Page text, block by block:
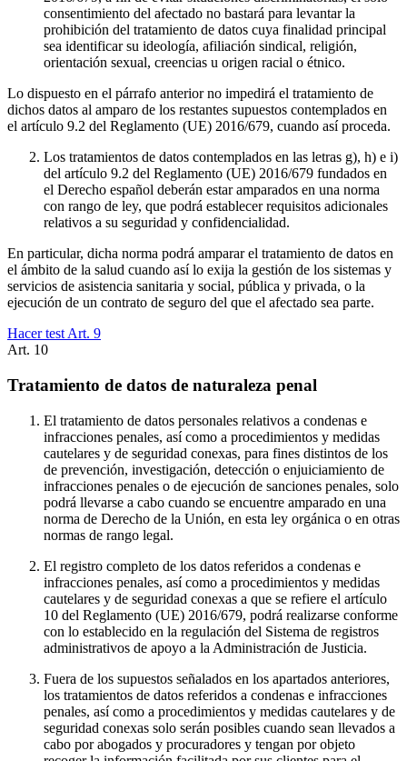
consentimiento del afectado no bastará para levantar la
prohibición del tratamiento de datos cuya finalidad principal
sea identificar su ideología, afiliación sindical, religión,
orientación sexual, creencias u origen racial o étnico.
Lo dispuesto en el párrafo anterior no impedirá el tratamiento de
dichos datos al amparo de los restantes supuestos contemplados en
el artículo 9.2 del Reglamento (UE) 2016/679, cuando así proceda.
Los tratamientos de datos contemplados en las letras g), h) e i)
del artículo 9.2 del Reglamento (UE) 2016/679 fundados en
el Derecho español deberán estar amparados en una norma
con rango de ley, que podrá establecer requisitos adicionales
relativos a su seguridad y confidencialidad.
En particular, dicha norma podrá amparar el tratamiento de datos en
el ámbito de la salud cuando así lo exija la gestión de los sistemas y
servicios de asistencia sanitaria y social, pública y privada, o la
ejecución de un contrato de seguro del que el afectado sea parte.
Hacer test Art. 9
Art. 10
Tratamiento de datos de naturaleza penal
El tratamiento de datos personales relativos a condenas e
infracciones penales, así como a procedimientos y medidas
cautelares y de seguridad conexas, para fines distintos de los
de prevención, investigación, detección o enjuiciamiento de
infracciones penales o de ejecución de sanciones penales, solo
podrá llevarse a cabo cuando se encuentre amparado en una
norma de Derecho de la Unión, en esta ley orgánica o en otras
normas de rango legal.
El registro completo de los datos referidos a condenas e
infracciones penales, así como a procedimientos y medidas
cautelares y de seguridad conexas a que se refiere el artículo
10 del Reglamento (UE) 2016/679, podrá realizarse conforme
con lo establecido en la regulación del Sistema de registros
administrativos de apoyo a la Administración de Justicia.
Fuera de los supuestos señalados en los apartados anteriores,
los tratamientos de datos referidos a condenas e infracciones
penales, así como a procedimientos y medidas cautelares y de
seguridad conexas solo serán posibles cuando sean llevados a
cabo por abogados y procuradores y tengan por objeto